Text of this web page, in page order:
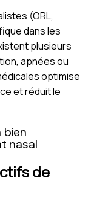
(ORL,
dans les
plusieurs
apnées ou
optimise
et réduit le
bien
nasal
de